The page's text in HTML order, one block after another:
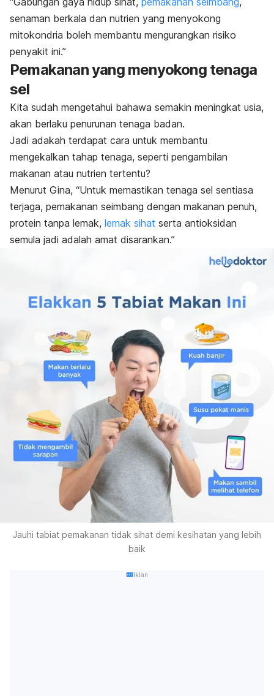
senaman berkala dan nutrien yang menyokong
mitokondria boleh membantu mengurangkan risiko
penyakit ini.”
Pemakanan yang menyokong tenaga
sel
Kita sudah mengetahui bahawa semakin meningkat usia,
akan berlaku penurunan tenaga badan.
Jadi adakah terdapat cara untuk membantu
mengekalkan tahap tenaga, seperti pengambilan
makanan atau nutrien tertentu?
Menurut Gina, “Untuk memastikan tenaga sel sentiasa
terjaga, pemakanan seimbang dengan makanan penuh,
protein tanpa lemak, lemak sihat serta antioksidan
semula jadi adalah amat disarankan.”
Jauhi tabiat pemakanan tidak sihat demi kesihatan yang lebih
baik
Iklan